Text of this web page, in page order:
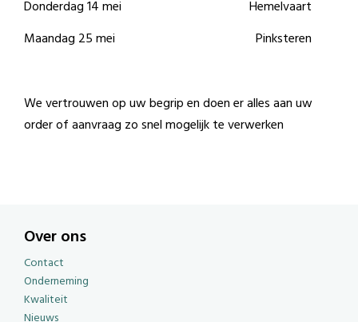
Donderdag 14 mei Hemelvaart
Maandag 25 mei Pinksteren
We vertrouwen op uw begrip en doen er alles aan uw
order of aanvraag zo snel mogelijk te verwerken
Over ons
Contact
Onderneming
Kwaliteit
Nieuws